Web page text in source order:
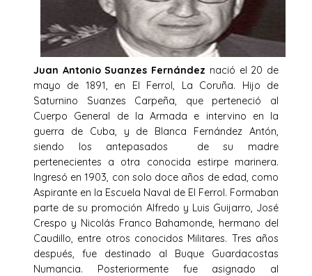
Juan Antonio Suanzes Fernández nació el 20 de
mayo de 1891, en El Ferrol, La Coruña. Hijo de
Saturnino Suanzes Carpeña, que perteneció al
Cuerpo General de la Armada e intervino en la
guerra de Cuba, y de Blanca Fernández Antón,
siendo los antepasados de su madre
pertenecientes a otra conocida estirpe marinera.
Ingresó en 1903, con solo doce años de edad, como
Aspirante en la Escuela Naval de El Ferrol. Formaban
parte de su promoción Alfredo y Luis Guijarro, José
Crespo y Nicolás Franco Bahamonde, hermano del
Caudillo, entre otros conocidos Militares. Tres años
después, fue destinado al Buque Guardacostas
Numancia. Posteriormente fue asignado al